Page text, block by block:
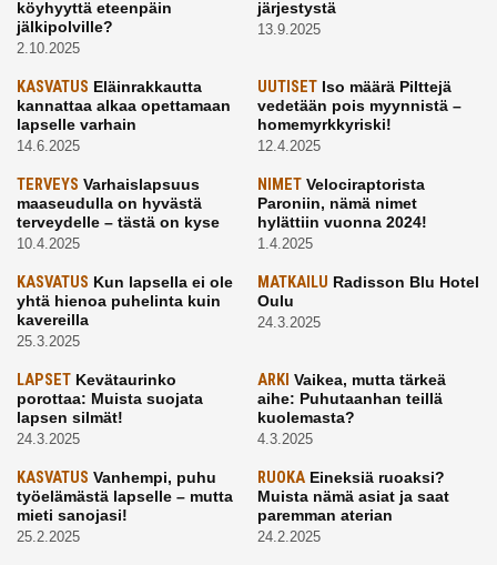
köyhyyttä eteenpäin
jälkipolville?
2.10.2025
järjestystä
13.9.2025
KASVATUS Eläinrakkautta
kannattaa alkaa opettamaan
lapselle varhain
14.6.2025
UUTISETIso määrä Pilttejä
vedetään pois myynnistä –
homemyrkkyriski!
12.4.2025
TERVEYS Varhaislapsuus
maaseudulla on hyvästä
terveydelle – tästä on kyse
10.4.2025
NIMETVelociraptorista
Paroniin, nämä nimet
hylättiin vuonna 2024!
1.4.2025
KASVATUS Kun lapsella ei ole
yhtä hienoa puhelinta kuin
kavereilla
25.3.2025
MATKAILU Radisson Blu Hotel
Oulu
24.3.2025
LAPSET Kevätaurinko
porottaa: Muista suojata
lapsen silmät!
24.3.2025
ARKI Vaikea, mutta tärkeä
aihe: Puhutaanhan teillä
kuolemasta?
4.3.2025
KASVATUS Vanhempi, puhu
työelämästä lapselle – mutta
mieti sanojasi!
25.2.2025
RUOKAEineksiä ruoaksi?
Muista nämä asiat ja saat
paremman aterian
24.2.2025